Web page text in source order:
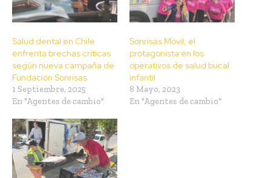
Salud dental en Chile
enfrenta brechas críticas
según nueva campaña de
Fundación Sonrisas
1 Septiembre, 2025
En "Agentes de cambio"
Sonrisas Móvil, el
protagonista en los
operativos de salud bucal
infantil
8 Mayo, 2023
En "Agentes de cambio"